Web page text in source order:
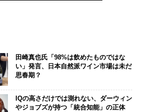
田崎真也氏「98%は飲めたものではな
い」発言、日本自然派ワイン市場は未だ
思春期？
IQの高さだけでは測れない、ダーウィン
やジョブズが持つ「統合知能」の正体